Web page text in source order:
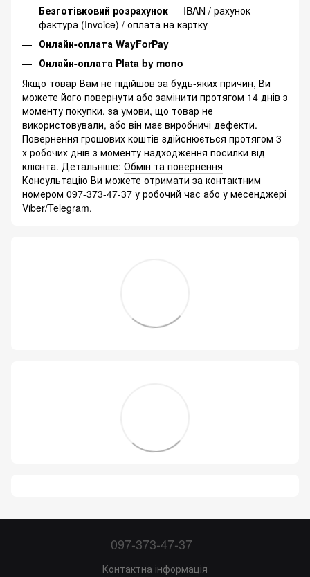
Безготівковий розрахунок — IBAN / рахунок-
фактура (Invoice) / оплата на картку
Онлайн-оплата WayForPay
Онлайн-оплата Plata by mono
Якщо товар Вам не підійшов за будь-яких причин, Ви
можете його повернути або замінити протягом 14 днів з
моменту покупки, за умови, що товар не
використовували, або він має виробничі дефекти.
Повернення грошових коштів здійснюється протягом 3-
х робочих днів з моменту надходження посилки від
клієнта. Детальніше: Обмін та повернення
Консультацію Ви можете отримати за контактним
номером 097-373-47-37 у робочий час або у месенджері
Viber/Telegram.
097-373-47-37
Контактна інформація